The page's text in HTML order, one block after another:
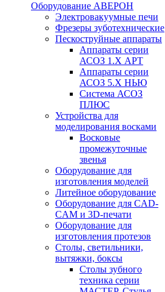
Оборудование АВЕРОН
Электровакуумные печи
Фрезеры зуботехнические
Пескоструйные аппараты
Аппараты серии
АСОЗ 1.Х АРТ
Аппараты серии
АСОЗ 5.Х НЬЮ
Система АСОЗ
ПЛЮС
Устройства для
моделирования восками
Восковые
промежуточные
звенья
Оборудование для
изготовления моделей
Литейное оборудование
Оборудование для CAD-
CAM и 3D-печати
Оборудование для
изготовления протезов
Cтолы, светильники,
вытяжки, боксы
Столы зубного
техника серии